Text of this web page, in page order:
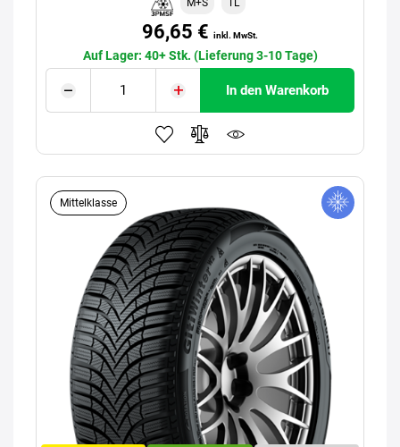
96,65 € inkl. MwSt.
Auf Lager: 40+ Stk. (Lieferung 3-10 Tage)
In den Warenkorb
Mittelklasse